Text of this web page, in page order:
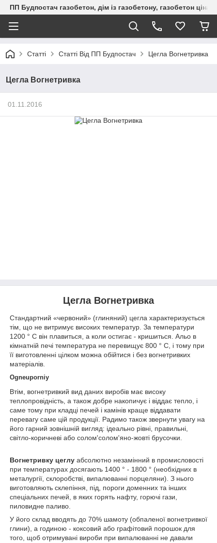
ПП Будпостач газобетон, дім із газобетону, газобетон
Статті Статті Від ПП Будпостач Цегла Вогнетривка
Цегла Вогнетривка
01.11.2016
Цегла Вогнетривка
Стандартний «червоний» (глиняний) цегла характеризується
тім, що не витримує високих температур. За температури
1200 ° С він плавиться, а коли остигає - кришиться. Альо в
кімнатній печі температура не перевищує 800 ° С, і тому при
її виготовленні цілком можна обійтися і без вогнетривких
матеріалів.
Ogneuporniy
Втім, вогнетривкий вид даних виробів має високу
теплопровідність, а також добре накопичує і віддає тепло, і
саме тому при кладці печей і камінів краще віддавати
перевагу саме цій продукції. Радимо також звернути увагу на
його гарний зовнішній вигляд: ідеально рівні, правильні,
світло-коричневі або солом'солом'яно-жовті брусочки.
Вогнетривку цеглу абсолютно незамінний в промисловості
при температурах досягають 1400 ° - 1800 ° (необхідних в
металургії, склоробстві, випалюванні порцеляни). З нього
виготовляють склепіння, під, пороги доменних та інших
спеціальних печей, в яких горять нафту, горючі гази,
пиловидне паливо.
У його склад вводять до 70% шамоту (обпаленої вогнетривкої
глини), а годиною - коксовий або графітовий порошок для
того, щоб отримувані вироби при випалюванні не давали